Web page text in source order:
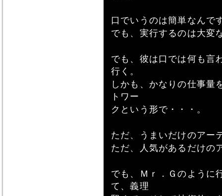
口でいうのは簡単なんで
でも、実行するのは大変
でも、彼は口では何も言
行く。
しかも、かなりの仕事量
トワー
クという形で・・・。
ただ、うまいだけのアー
ただ、人気があるだけの
でも、Ｍｒ．Ｇのように
て、義理